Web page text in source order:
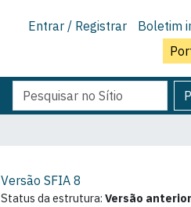
Entrar / Registrar
Boletim
Pesquisar
Pesquisa
Avançada…
Versão SFIA 8
Status da estrutura: Versão anterior